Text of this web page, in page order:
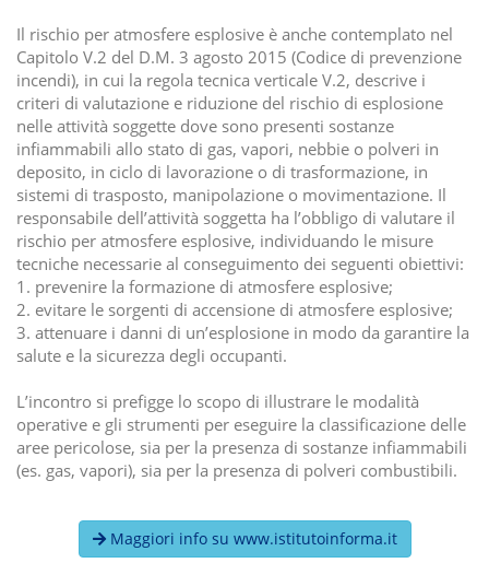
Il rischio per atmosfere esplosive è anche contemplato nel
Capitolo V.2 del D.M. 3 agosto 2015 (Codice di prevenzione
incendi), in cui la regola tecnica verticale V.2, descrive i
criteri di valutazione e riduzione del rischio di esplosione
nelle attività soggette dove sono presenti sostanze
infiammabili allo stato di gas, vapori, nebbie o polveri in
deposito, in ciclo di lavorazione o di trasformazione, in
sistemi di trasposto, manipolazione o movimentazione. Il
responsabile dell’attività soggetta ha l’obbligo di valutare il
rischio per atmosfere esplosive, individuando le misure
tecniche necessarie al conseguimento dei seguenti obiettivi:
1. prevenire la formazione di atmosfere esplosive;
2. evitare le sorgenti di accensione di atmosfere esplosive;
3. attenuare i danni di un’esplosione in modo da garantire la
salute e la sicurezza degli occupanti.
L’incontro si prefigge lo scopo di illustrare le modalità
operative e gli strumenti per eseguire la classificazione delle
aree pericolose, sia per la presenza di sostanze infiammabili
(es. gas, vapori), sia per la presenza di polveri combustibili.
Maggiori info su www.istitutoinforma.it